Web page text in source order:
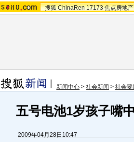
搜狐 ChinaRen 17173 焦点房地产
新闻中心 > 社会新闻 > 社会要
五号电池1岁孩子嘴
2009年04月28日10:47